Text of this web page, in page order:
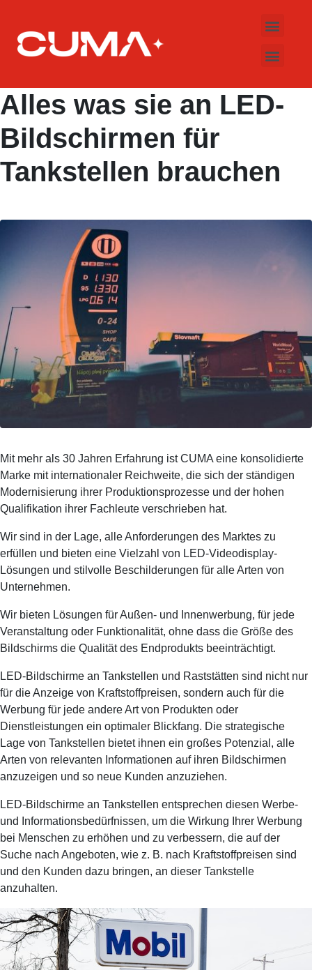
Alles was sie an LED-
Bildschirmen für
Tankstellen brauchen
Mit mehr als 30 Jahren Erfahrung ist CUMA eine konsolidierte
Marke mit internationaler Reichweite, die sich der ständigen
Modernisierung ihrer Produktionsprozesse und der hohen
Qualifikation ihrer Fachleute verschrieben hat.
Wir sind in der Lage, alle Anforderungen des Marktes zu
erfüllen und bieten eine Vielzahl von LED-Videodisplay-
Lösungen und stilvolle Beschilderungen für alle Arten von
Unternehmen.
Wir bieten Lösungen für Außen- und Innenwerbung, für jede
Veranstaltung oder Funktionalität, ohne dass die Größe des
Bildschirms die Qualität des Endprodukts beeinträchtigt.
LED-Bildschirme an Tankstellen und Raststätten sind nicht nur
für die Anzeige von Kraftstoffpreisen, sondern auch für die
Werbung für jede andere Art von Produkten oder
Dienstleistungen ein optimaler Blickfang. Die strategische
Lage von Tankstellen bietet ihnen ein großes Potenzial, alle
Arten von relevanten Informationen auf ihren Bildschirmen
anzuzeigen und so neue Kunden anzuziehen.
LED-Bildschirme an Tankstellen entsprechen diesen Werbe-
und Informationsbedürfnissen, um die Wirkung Ihrer Werbung
bei Menschen zu erhöhen und zu verbessern, die auf der
Suche nach Angeboten, wie z. B. nach Kraftstoffpreisen sind
und den Kunden dazu bringen, an dieser Tankstelle
anzuhalten.